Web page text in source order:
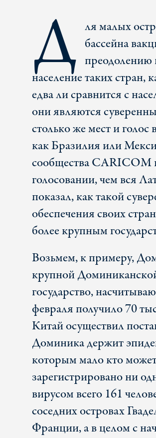
Д ля малых
бассейна
преодолению
население таких стран,
едва ли сравнится с
они являются
столько же мест и
как Бразилия или
сообщества CARICOM
голосовании, чем вся
показал, как такой
обеспечения своих
более крупным
Возьмем, к примеру,
крупной
государство,
февраля получило 70
Китай осуществил
Доминика держит
которым мало кто
зарегистрировано ни
вирусом всего 161
соседних островах
Франции, а в целом с